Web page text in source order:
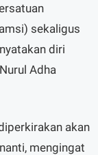
sekaligus
diri
Adha
akan
mengingat